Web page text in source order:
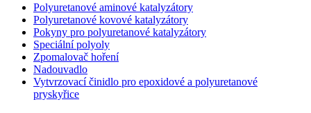
Polyuretanové aminové katalyzátory
Polyuretanové kovové katalyzátory
Pokyny pro polyuretanové katalyzátory
Speciální polyoly
Zpomalovač hoření
Nadouvadlo
Vytvrzovací činidlo pro epoxidové a polyuretanové
pryskyřice